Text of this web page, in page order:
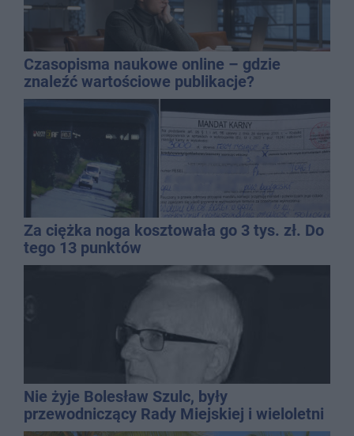
Czasopisma naukowe online – gdzie
znaleźć wartościowe publikacje?
Za ciężka noga kosztowała go 3 tys. zł. Do
tego 13 punktów
Nie żyje Bolesław Szulc, były
przewodniczący Rady Miejskiej i wieloletni
dyrektor SP 14